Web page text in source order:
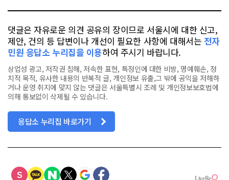
댓글은 자유로운 의견 공유의 장이므로 서울시에 대한 신고,
제안, 건의 등 답변이나 개선이 필요한 사항에 대해서는 전자
민원 응답소 누리집을 이용하여 주시기 바랍니다.
상업성 광고, 저작권 침해, 저속한 표현, 특정인에 대한 비방, 명예훼손, 정
치적 목적, 유사한 내용의 반복적 글, 개인정보 유출,그 밖에 공익을 저해하
거나 운영 취지에 맞지 않는 댓글은 서울특별시 조례 및 개인정보보호법에
의해 통보없이 삭제될 수 있습니다.
응답소 누리집 바로가기